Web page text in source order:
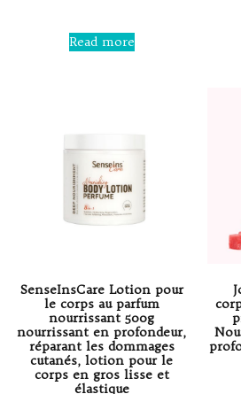
5
Read more
SenseInsCare Lotion pour
le corps au parfum
nourrissant 500g
nourrissant en profondeur,
réparant les dommages
cutanés, lotion pour le
corps en gros lisse et
élastique